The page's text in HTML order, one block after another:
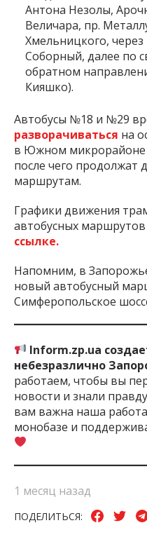
Антона Незолы,
Величара, пр.
Хмельницкого,
Соборный, далее по
обратном
Кияшко).
Автобусы №18 и №29
разворачиваться на
в Южном микрорайоне
после чего продолжат
маршрутам.
Графики движения
автобусных
ссылке.
Напомним, в
новый автобусный
Симферопольское
Inform.zp.ua
небезразлично
работаем, чтобы вы
новости и знали
вам важна наша
монобазе и
1 месяц назад
ПОДЕЛИТЬСЯ: